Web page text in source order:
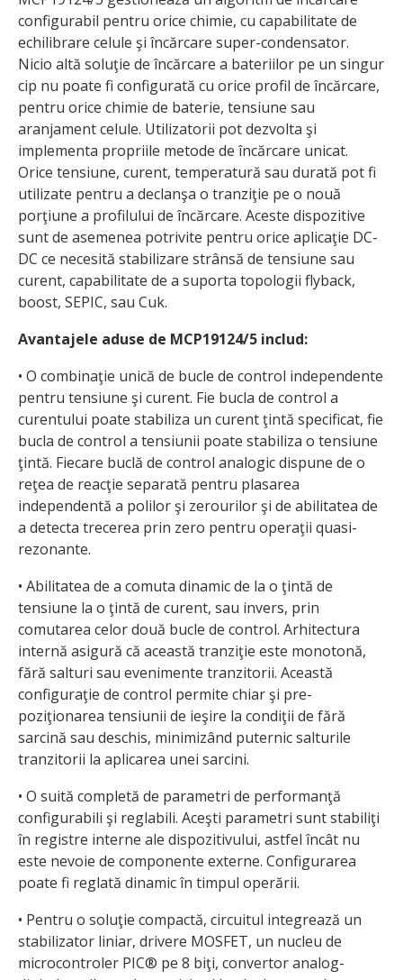
configurabil pentru orice chimie, cu capabilitate de
echilibrare celule şi încărcare super-condensator.
Nicio altă soluţie de încărcare a bateriilor pe un singur
cip nu poate fi configurată cu orice profil de încărcare,
pentru orice chimie de baterie, tensiune sau
aranjament celule. Utilizatorii pot dezvolta şi
implementa propriile metode de încărcare unicat.
Orice tensiune, curent, temperatură sau durată pot fi
utilizate pentru a declanşa o tranziţie pe o nouă
porţiune a profilului de încărcare. Aceste dispozitive
sunt de asemenea potrivite pentru orice aplicaţie DC-
DC ce necesită stabilizare strânsă de tensiune sau
curent, capabilitate de a suporta topologii flyback,
boost, SEPIC, sau Cuk.
Avantajele aduse de MCP19124/5 includ:
• O combinaţie unică de bucle de control independente
pentru tensiune şi curent. Fie bucla de control a
curentului poate stabiliza un curent ţintă specificat, fie
bucla de control a tensiunii poate stabiliza o tensiune
ţintă. Fiecare buclă de control analogic dispune de o
reţea de reacţie separată pentru plasarea
independentă a polilor şi zerourilor şi de abilitatea de
a detecta trecerea prin zero pentru operaţii quasi-
rezonante.
• Abilitatea de a comuta dinamic de la o ţintă de
tensiune la o ţintă de curent, sau invers, prin
comutarea celor două bucle de control. Arhitectura
internă asigură că această tranziţie este monotonă,
fără salturi sau evenimente tranzitorii. Această
configuraţie de control permite chiar şi pre-
poziţionarea tensiunii de ieşire la condiţii de fără
sarcină sau deschis, minimizând puternic salturile
tranzitorii la aplicarea unei sarcini.
• O suită completă de parametri de performanţă
configurabili şi reglabili. Aceşti parametri sunt stabiliţi
în registre interne ale dispozitivului, astfel încât nu
este nevoie de componente externe. Configurarea
poate fi reglată dinamic în timpul operării.
• Pentru o soluţie compactă, circuitul integrează un
stabilizator liniar, drivere MOSFET, un nucleu de
microcontroler PIC® pe 8 biţi, convertor analog-